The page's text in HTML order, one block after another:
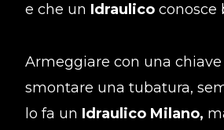
e che un Idraulicoconosce
Armeggiare con una
smontare una tubatura,
lo fa un Idraulico Milano,